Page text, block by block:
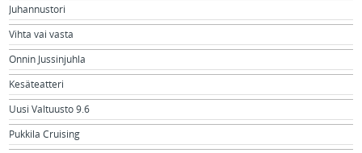
Juhannustori
Vihta vai vasta
Onnin Jussinjuhla
Kesäteatteri
Uusi Valtuusto 9.6
Pukkila Cruising